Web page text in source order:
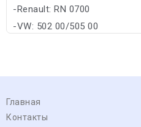
-Renault: RN 0700
-VW: 502 00/505 00
Главная
Контакты